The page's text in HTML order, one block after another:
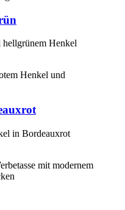
hellgrünem Henkel
in Bordeauxrot